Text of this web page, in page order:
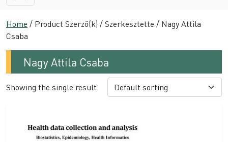
Home / Product Szerző(k) / Szerkesztette / Nagy Attila
Csaba
Nagy Attila Csaba
Showing the single result